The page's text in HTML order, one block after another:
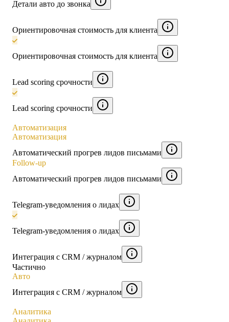
Детали авто до звонка
Ориентировочная стоимость для клиента
Ориентировочная стоимость для клиента
Lead scoring срочности
Lead scoring срочности
Автоматизация
Автоматизация
Автоматический прогрев лидов письмами
Follow-up
Автоматический прогрев лидов письмами
Telegram-уведомления о лидах
Telegram-уведомления о лидах
Интеграция с CRM / журналом
Частично
Авто
Интеграция с CRM / журналом
Аналитика